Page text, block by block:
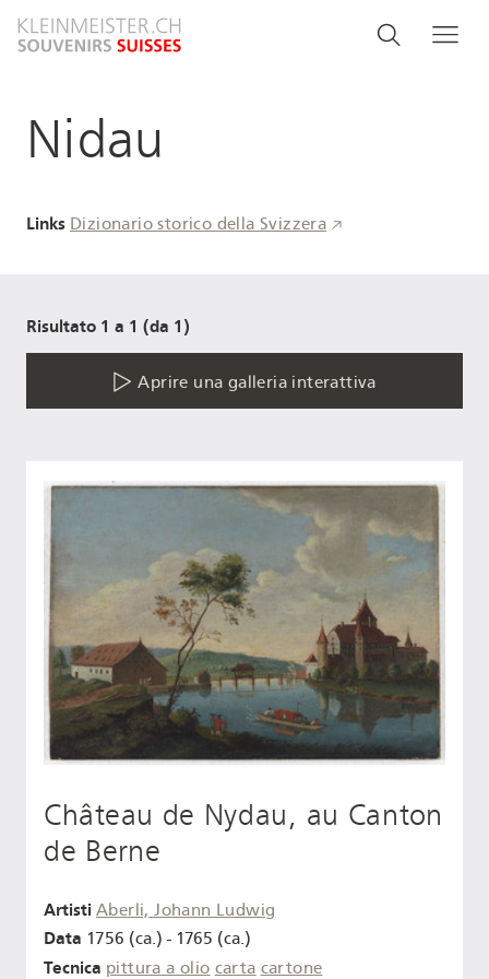
Search
Cerca
Nidau
Links Dizionario storico della Svizzera
Risultato 1 a 1 (da 1)
Aprire una galleria interattiva
Château de Nydau, au Canton
de Berne
Artisti Aberli, Johann Ludwig
Data 1756 (ca.) - 1765 (ca.)
Tecnica pittura a olio carta cartone